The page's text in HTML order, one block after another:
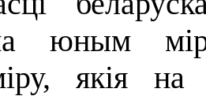
юным
якія на